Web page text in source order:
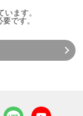
ます。
要です。